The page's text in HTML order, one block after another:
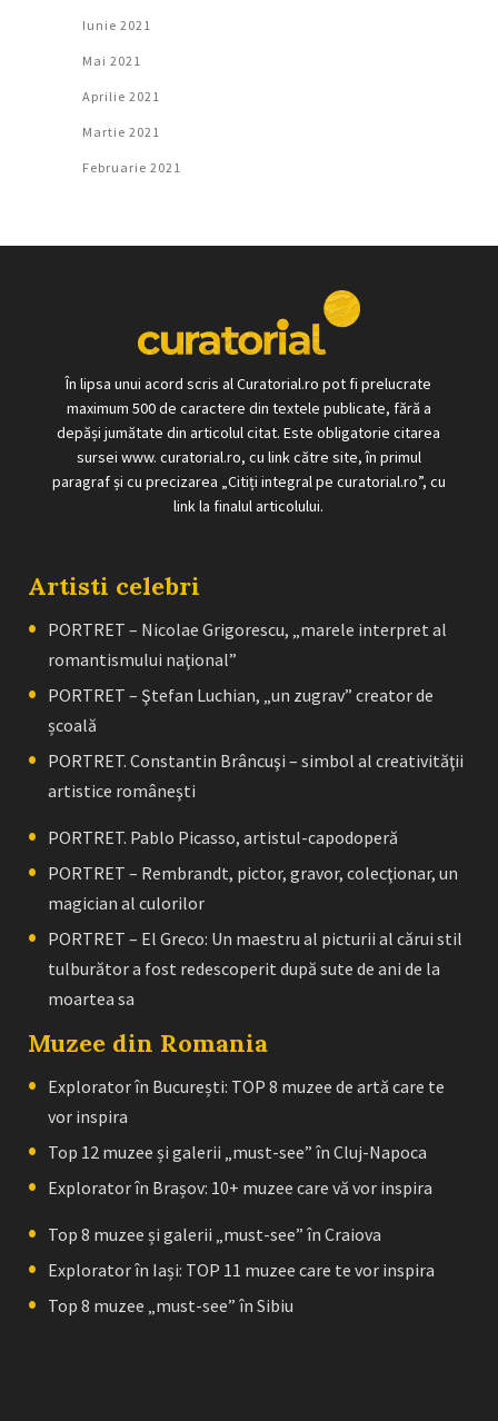
Iunie 2021
Mai 2021
Aprilie 2021
Martie 2021
Februarie 2021
În lipsa unui acord scris al Curatorial.ro pot fi prelucrate
maximum 500 de caractere din textele publicate, fără a
depăși jumătate din articolul citat. Este obligatorie citarea
sursei www. curatorial.ro, cu link către site, în primul
paragraf și cu precizarea „Citiți integral pe curatorial.ro”, cu
link la finalul articolului.
Artisti celebri
PORTRET – Nicolae Grigorescu, „marele interpret al
romantismului naţional”
PORTRET – Ştefan Luchian, „un zugrav” creator de
școală
PORTRET. Constantin Brâncuşi – simbol al creativităţii
artistice româneşti
PORTRET. Pablo Picasso, artistul-capodoperă
PORTRET – Rembrandt, pictor, gravor, colecţionar, un
magician al culorilor
PORTRET – El Greco: Un maestru al picturii al cărui stil
tulburător a fost redescoperit după sute de ani de la
moartea sa
Muzee din Romania
Explorator în București: TOP 8 muzee de artă care te
vor inspira
Top 12 muzee și galerii „must-see” în Cluj-Napoca
Explorator în Brașov: 10+ muzee care vă vor inspira
Top 8 muzee și galerii „must-see” în Craiova
Explorator în Iași: TOP 11 muzee care te vor inspira
Top 8 muzee „must-see” în Sibiu